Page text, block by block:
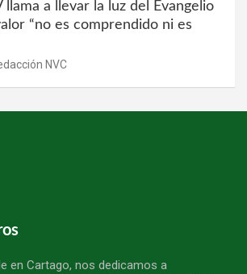
llama a llevar la luz del Evangelio
“no es comprendido ni es
NVC
en Cartago, nos dedicamos a